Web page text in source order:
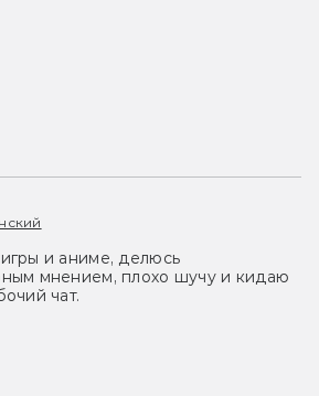
и аниме, делюсь
мнением, плохо шучу и кидаю
чат.